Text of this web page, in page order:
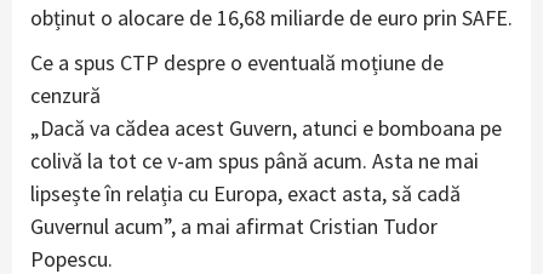
obținut o alocare de 16,68 miliarde de euro prin SAFE.
Ce a spus CTP despre o eventuală moțiune de
cenzură
„Dacă va cădea acest Guvern, atunci e bomboana pe
colivă la tot ce v-am spus până acum. Asta ne mai
lipsește în relația cu Europa, exact asta, să cadă
Guvernul acum”, a mai afirmat Cristian Tudor
Popescu.